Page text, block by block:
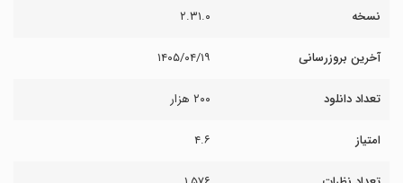
نسخه ۲.۳۱.۰
آخرین بروزرسانی ۱۴۰۵/۰۴/۱۹
تعداد دانلود ۲۰۰ هزار
امتیاز ۴.۶